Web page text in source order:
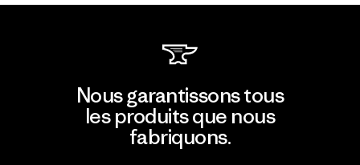
Nous garantissons tous
les produits que nous
fabriquons.